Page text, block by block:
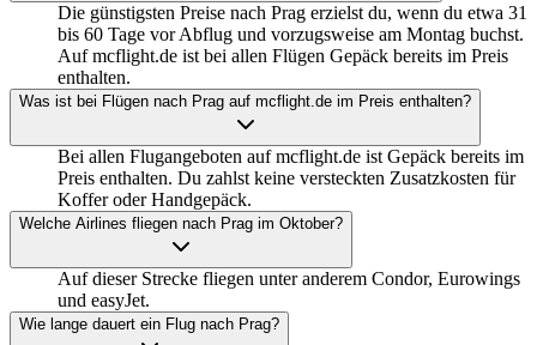
Die günstigsten Preise nach Prag erzielst du, wenn du etwa 31
bis 60 Tage vor Abflug und vorzugsweise am Montag buchst.
Auf mcflight.de ist bei allen Flügen Gepäck bereits im Preis
enthalten.
Was ist bei Flügen nach Prag auf mcflight.de im Preis enthalten?
Bei allen Flugangeboten auf mcflight.de ist Gepäck bereits im
Preis enthalten. Du zahlst keine versteckten Zusatzkosten für
Koffer oder Handgepäck.
Welche Airlines fliegen nach Prag im Oktober?
Auf dieser Strecke fliegen unter anderem Condor, Eurowings
und easyJet.
Wie lange dauert ein Flug nach Prag?